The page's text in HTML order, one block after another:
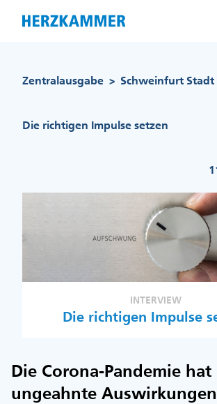
Zentralausgabe > Schweinfurt Stadt
Die richtigen Impulse setzen
INTERVIEW
Die richtigen Impulse
Die Corona-Pandemie hat
ungeahnte